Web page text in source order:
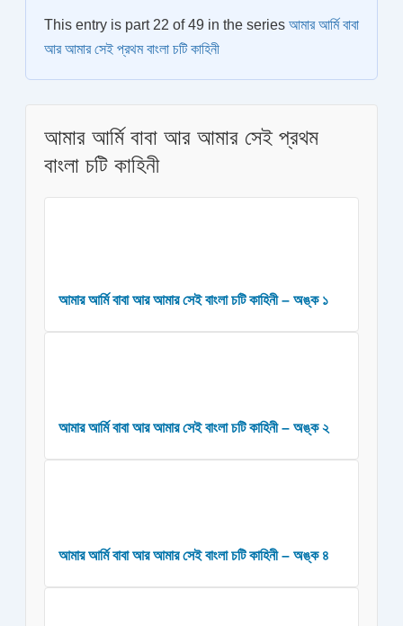
This entry is part 22 of 49 in the series আমার আর্মি বাবা
আর আমার সেই প্রথম বাংলা চটি কাহিনী
আমার আর্মি বাবা আর আমার সেই প্রথম
বাংলা চটি কাহিনী
আমার আর্মি বাবা আর আমার সেই বাংলা চটি কাহিনী – অঙ্ক ১
আমার আর্মি বাবা আর আমার সেই বাংলা চটি কাহিনী – অঙ্ক ২
আমার আর্মি বাবা আর আমার সেই বাংলা চটি কাহিনী – অঙ্ক ৪